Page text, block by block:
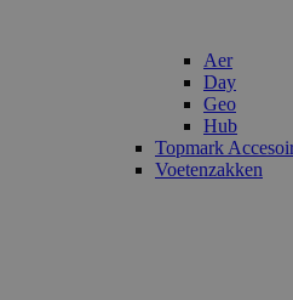
Aer
Day
Geo
Hub
Topmark
Voetenzakken